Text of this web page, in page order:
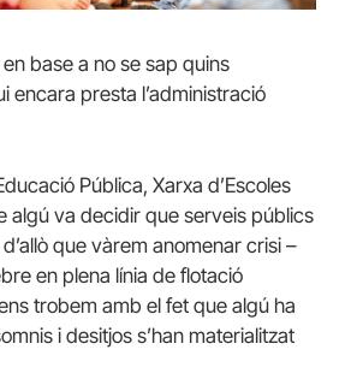
base a no se sap quins
encara presta l’administració
Pública, Xarxa d’Escoles
algú va decidir que serveis públics
que vàrem anomenar crisi –
en plena línia de flotació
trobem amb el fet que algú ha
i desitjos s’han materialitzat